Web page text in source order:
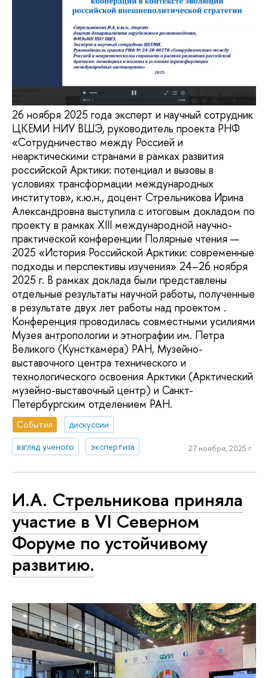
26 ноября 2025 года эксперт и научный сотрудник
ЦКЕМИ НИУ ВШЭ, руководитель проекта РНФ
«Сотрудничество между Россией и
неарктическими странами в рамках развития
российской Арктики: потенциал и вызовы в
условиях трансформации международных
институтов», к.ю.н., доцент Стрельникова Ирина
Александровна выступила с итоговым докладом по
проекту в рамках XIII международной научно-
практической конференции Полярные чтения —
2025 «История Российской Арктики: современные
подходы и перспективы изучения» 24–26 ноября
2025 г. В рамках доклада были представлены
отдельные результаты научной работы, полученные
в результате двух лет работы над проектом .
Конференция проводилась совместными усилиями
Музея антропологии и этнографии им. Петра
Великого (Кунсткамера) РАН, Музейно-
выставочного центра технического и
технологического освоения Арктики (Арктический
музейно-выставочный центр) и Санкт-
Петербургским отделением РАН.
События
дискуссии
взгляд ученого
экспертиза 27 ноября, 2025 г.
И.А. Стрельникова приняла
участие в VI Северном
Форуме по устойчивому
развитию.